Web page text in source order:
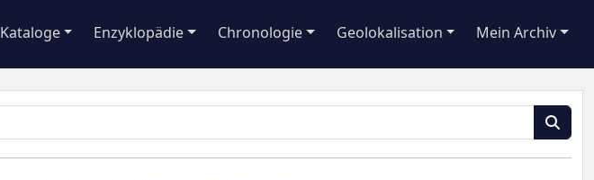
Kataloge Enzyklopädie Chronologie Geolokalisation Mein Archiv